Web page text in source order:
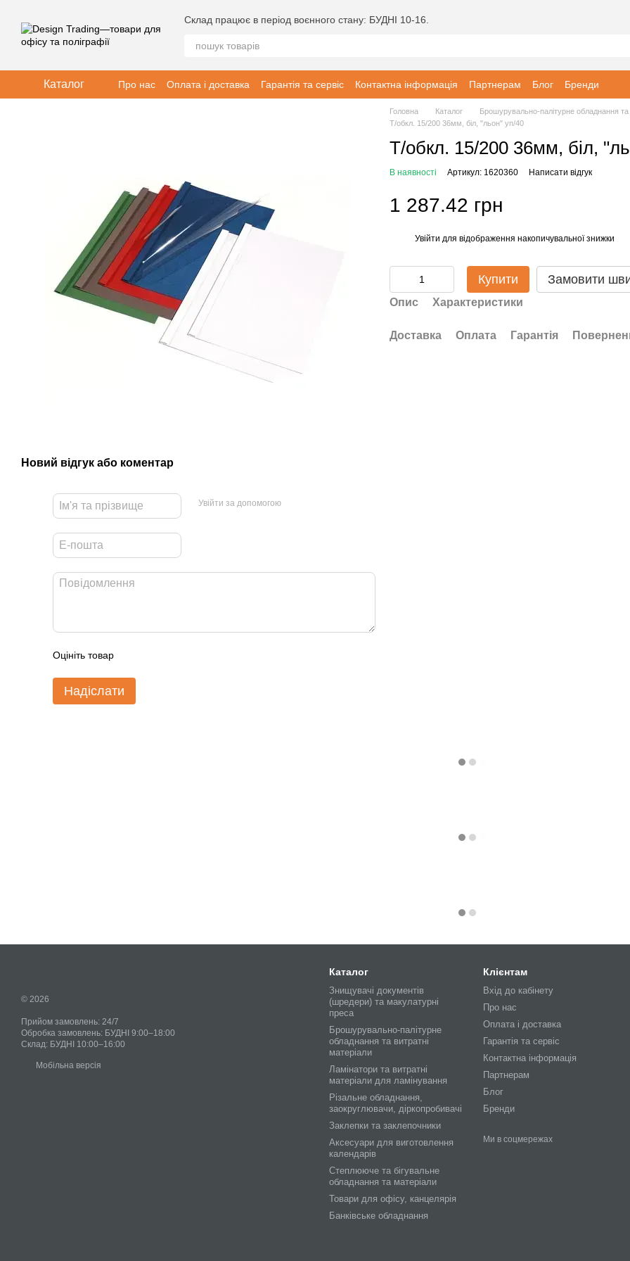
Склад працює в період воєнного стану: БУДНІ 10-16.
Каталог Про нас Оплата і доставка Гарантія та сервіс Контактна інформація Партнерам Блог Бренди
Новий відгук або коментар
Увійти за допомогою
Оцініть товар
Надіслати
Головна Каталог
Брошурувально-палітурне обладнання та
Т/обкл. 15/200 36мм, біл, "льон" уп/40
Т/обкл. 15/200 36мм, біл,
В наявності Артикул: 1620360 Написати відгук
1 287.42 грн
Увійти для відображення накопичувальної знижки
Купити Замовити
Опис Характеристики
Доставка Оплата Гарантія
© 2026
Прийом замовлень: 24/7
Обробка замовлень: БУДНІ 9:00–18:00
Склад: БУДНІ 10:00–16:00
Мобільна версія
Каталог
Знищувачі документів
(шредери) та макулатурні
преса
Брошурувально-палітурне
обладнання та витратні
матеріали
Ламінатори та витратні
матеріали для ламінування
Різальне обладнання,
заокруглювачи, діркопробивачі
Заклепки та заклепочники
Аксесуари для виготовлення
календарів
Степлююче та бігувальне
обладнання та матеріали
Товари для офісу, канцелярія
Банківське обладнання
Клієнтам
Вхід до кабінету
Про нас
Оплата і доставка
Гарантія та сервіс
Контактна інформація
Партнерам
Блог
Бренди
Ми в соцмережах